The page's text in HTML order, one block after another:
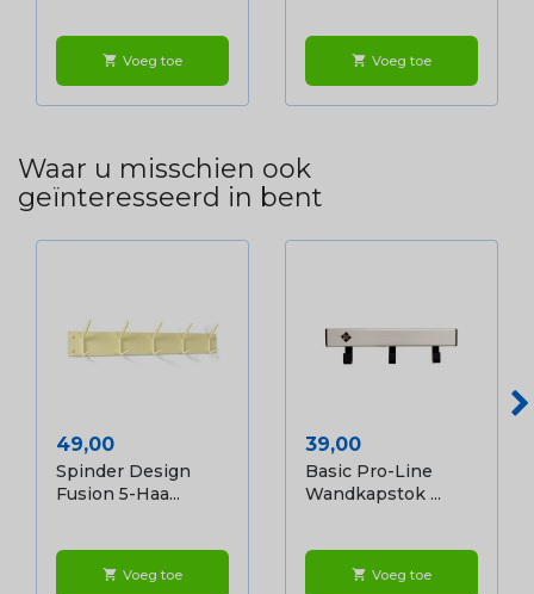
shopping_cart Voeg toe shopping_cart Voeg toe
Waar u misschien ook
geïnteresseerd in bent
Prijs
49,00
Spinder Design
Fusion 5-Haa...
shopping_cart Voeg toe
Prijs
39,00
Basic Pro-Line
Wandkapstok ...
shopping_cart Voeg toe